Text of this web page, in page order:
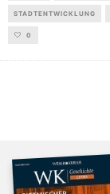
STADTENTWICKLUNG
0